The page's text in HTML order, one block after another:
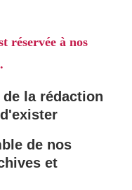
réservée à nos
la rédaction
de nos
et